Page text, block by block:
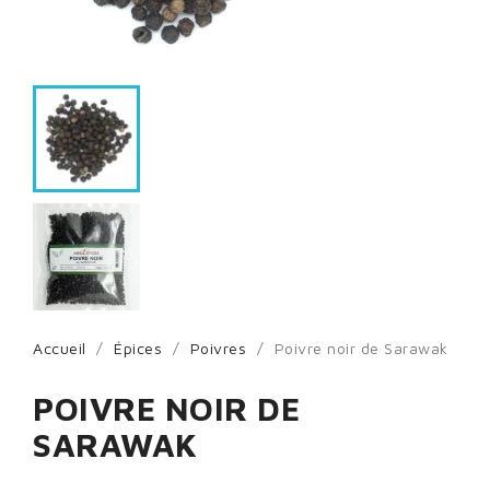
Accueil Épices Poivres Poivre noir de Sarawak
POIVRE NOIR DE
SARAWAK